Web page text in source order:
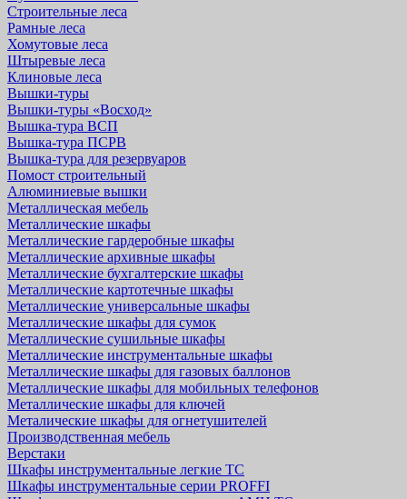
Строительные леса
Рамные леса
Хомутовые леса
Штыревые леса
Клиновые леса
Вышки-туры
Вышки-туры «Восход»
Вышка-тура ВСП
Вышка-тура ПСРВ
Вышка-тура для резервуаров
Помост строительный
Алюминиевые вышки
Металлическая мебель
Металлические шкафы
Металлические гардеробные шкафы
Металлические архивные шкафы
Металлические бухгалтерские шкафы
Металлические картотечные шкафы
Металлические универсальные шкафы
Металлические шкафы для сумок
Металлические сушильные шкафы
Металлические инструментальные шкафы
Металлические шкафы для газовых баллонов
Металлические шкафы для мобильных телефонов
Металлические шкафы для ключей
Металические шкафы для огнетушителей
Производственная мебель
Верстаки
Шкафы инструментальные легкие ТС
Шкафы инструментальные серии PROFFI